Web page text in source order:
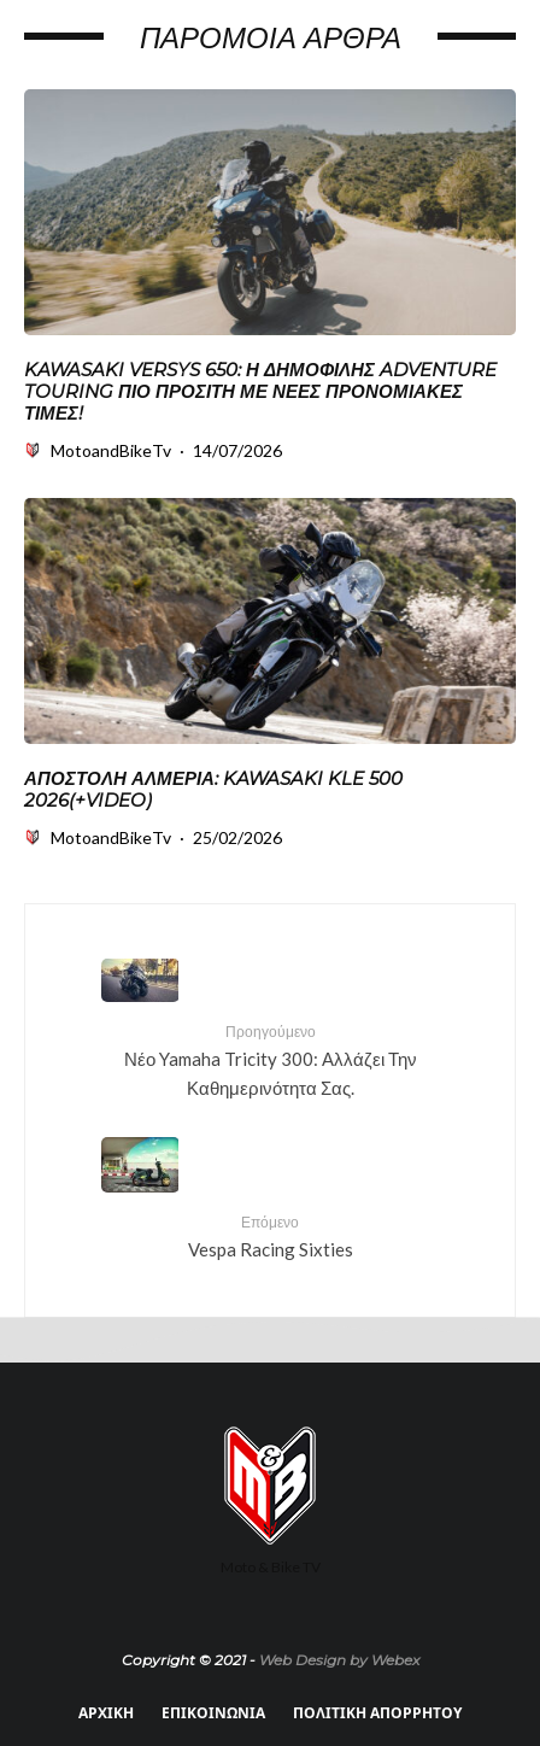
ΠΑΡΌΜΟΙΑ ΆΡΘΡΑ
KAWASAKI VERSYS 650: Η ΔΗΜΟΦΙΛΉΣ ADVENTURE
TOURING ΠΙΟ ΠΡΟΣΙΤΉ ΜΕ ΝΈΕΣ ΠΡΟΝΟΜΙΑΚΈΣ
ΤΙΜΈΣ!
MotoandBikeTv · 14/07/2026
ΑΠΟΣΤΟΛΉ ΑΛΜΕΡΊΑ: KAWASAKI KLE 500
2026(+VIDEO)
MotoandBikeTv · 25/02/2026
Προηγούμενο
Νέο Yamaha Tricity 300: Αλλάζει Την
Καθημερινότητα Σας.
Επόμενο
Vespa Racing Sixties
Copyright © 2021 - Web Design by Webex
ΑΡΧΙΚΗ ΕΠΙΚΟΙΝΩΝΙΑ ΠΟΛΙΤΙΚΗ ΑΠΟΡΡΗΤΟΥ